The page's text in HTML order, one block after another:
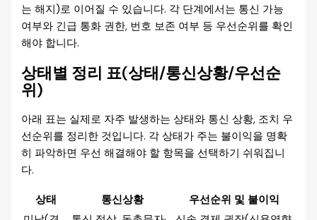
는 해지)로 이어질 수 있습니다. 각 단계에서는 통신 가능
여부와 긴급 통화 권한, 번호 보존 여부 등 우선순위를 확인
해야 합니다.
상태별 정리 표(상태/통신상황/우선순
위)
아래 표는 실제로 자주 발생하는 상태와 통신 상황, 조치 우
선순위를 정리한 것입니다. 각 상태가 주는 불이익을 명확
히 파악하면 우선 해결해야 할 항목을 선택하기 쉬워집니
다.
상태 통신상황
우선순위 및 불이익